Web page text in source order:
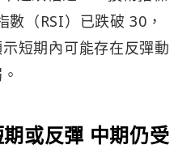
數（RSI）已跌破 30，
短期內可能存在反彈動
或反彈 中期仍受